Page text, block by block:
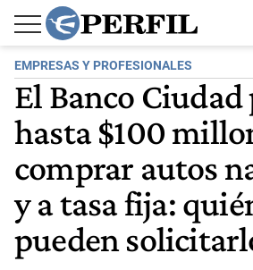
EMPRESAS Y PROFESIONALES
El Banco Ciudad
hasta $100
comprar autos
y a tasa fija:
pueden